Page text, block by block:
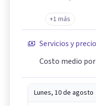
+1 más
Servicios y
Costo medio
Lunes, 10 de agosto